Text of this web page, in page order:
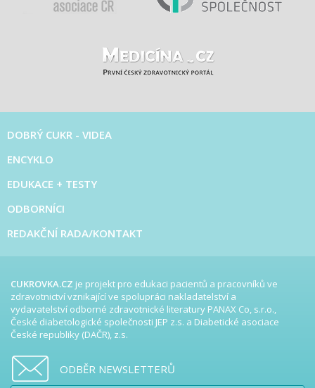
DOBRÝ CUKR - VIDEA
ENCYKLO
EDUKACE + TESTY
ODBORNÍCI
REDAKČNÍ RADA/KONTAKT
CUKROVKA.CZ je projekt pro edukaci pacientů a pracovníků ve
zdravotnictví vznikající ve spolupráci nakladatelství a
vydavatelství odborné zdravotnické literatury PANAX Co, s.r.o.,
České diabetologické společnosti JEP z.s. a Diabetické asociace
České republiky (DAČR), z.s.
ODBĚR NEWSLETTERŮ